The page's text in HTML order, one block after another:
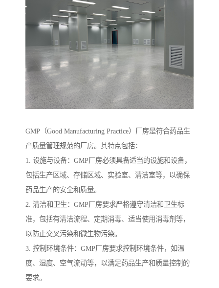
GMP（Good Manufacturing Practice）厂房是符合药品生
产质量管理规范的厂房。其特点包括：
1. 设施与设备：GMP厂房必须具备适当的设施和设备，
包括生产区域、存储区域、实验室、清洁室等，以确保
药品生产的安全和质量。
2. 清洁和卫生：GMP厂房要求严格遵守清洁和卫生标
准，包括有清洁流程、定期消毒、适当使用消毒剂等，
以防止交叉污染和微生物污染。
3. 控制环境条件：GMP厂房要求控制环境条件，如温
度、湿度、空气流动等，以满足药品生产和质量控制的
要求。